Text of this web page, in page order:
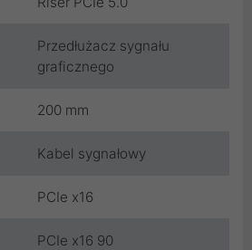
Przedłużacz sygnału
graficznego
200 mm
Kabel sygnałowy
PCIe x16
PCIe x16 90